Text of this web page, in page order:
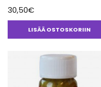
30,50€
LISÄÄ OSTOSKORIIN